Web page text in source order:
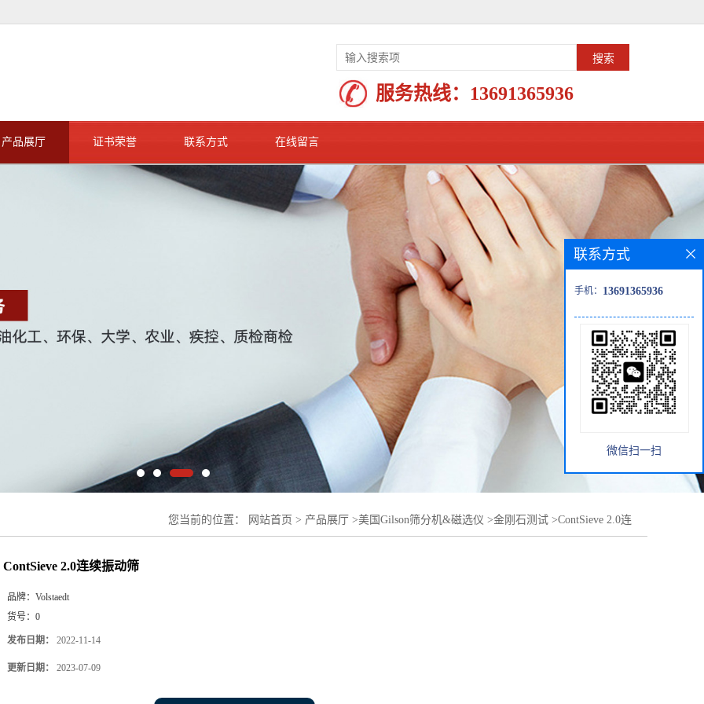
服务热线： 13691365936
产品展厅 证书荣誉 联系方式 在线留言
您当前的位置： 网站首页 > 产品展厅 >美国Gilson筛分机&磁选仪 >金刚石测试 >ContSieve 2.0连
ContSieve 2.0连续振动筛
品牌： Volstaedt
货号： 0
发布日期： 2022-11-14
更新日期： 2023-07-09
联系方式
手机： 13691365936
微信扫一扫